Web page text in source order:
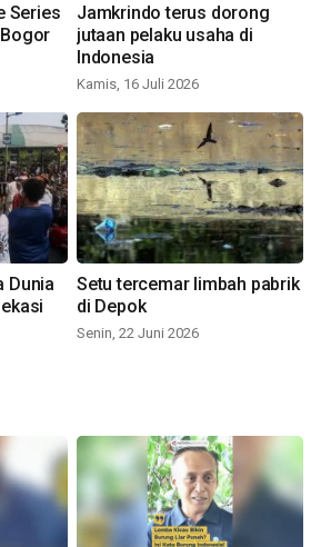
Series
Jamkrindo terus dorong
jutaan pelaku usaha di
Indonesia
Kamis, 16 Juli 2026
Dunia
Setu tercemar limbah pabrik
di Depok
Senin, 22 Juni 2026